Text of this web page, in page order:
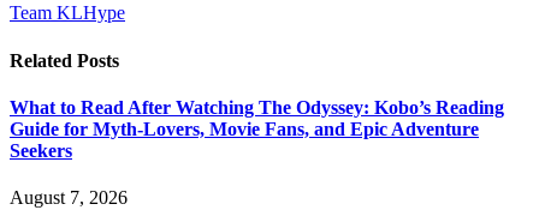
Team KLHype
Related Posts
What to Read After Watching The Odyssey: Kobo’s Reading
Guide for Myth-Lovers, Movie Fans, and Epic Adventure
Seekers
August 7, 2026